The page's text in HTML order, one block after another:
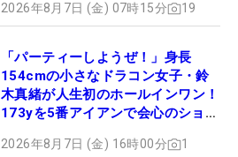
2026年8月7日 (金) 07時15分 19
「パーティーしようぜ！」身長
154cmの小さなドラコン女子・鈴
木真緒が人生初のホールインワン！
173yを5番アイアンで会心のショッ
2026年8月7日 (金) 16時00分 1